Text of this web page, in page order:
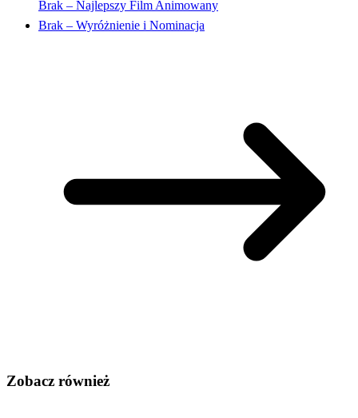
Brak – Najlepszy Film Animowany
Brak – Wyróżnienie i Nominacja
Zobacz również